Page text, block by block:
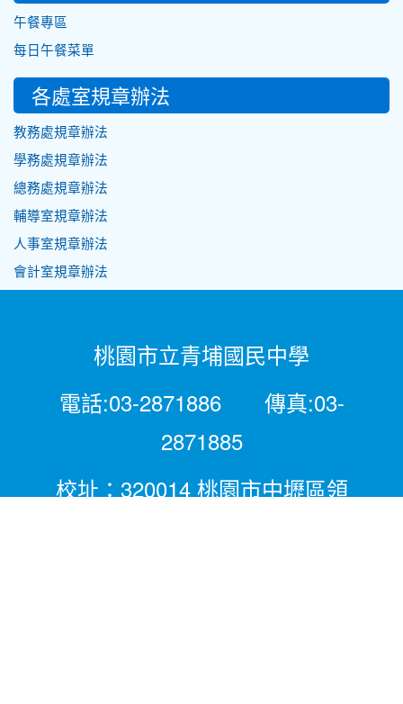
午餐專區
每日午餐菜單
各處室規章辦法
教務處規章辦法
學務處規章辦法
總務處規章辦法
輔導室規章辦法
人事室規章辦法
會計室規章辦法
桃園市立青埔國民中學
電話:03-2871886 傳真:03-
2871885
校址：320014 桃園市中壢區領